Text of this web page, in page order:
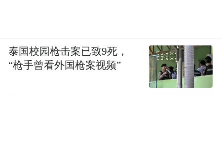
泰国校园枪击案已致9死，
“枪手曾看外国枪案视频”